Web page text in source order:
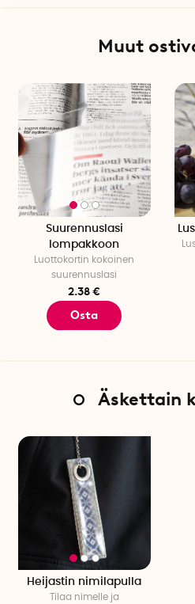
Muut
Suurennuslasi
lompakkoon
Luottokortin kokoinen
suurennuslasi
2.38 €
Osta
Äskettain
Heijastin nimilapulla
Tilaa nimelle ja